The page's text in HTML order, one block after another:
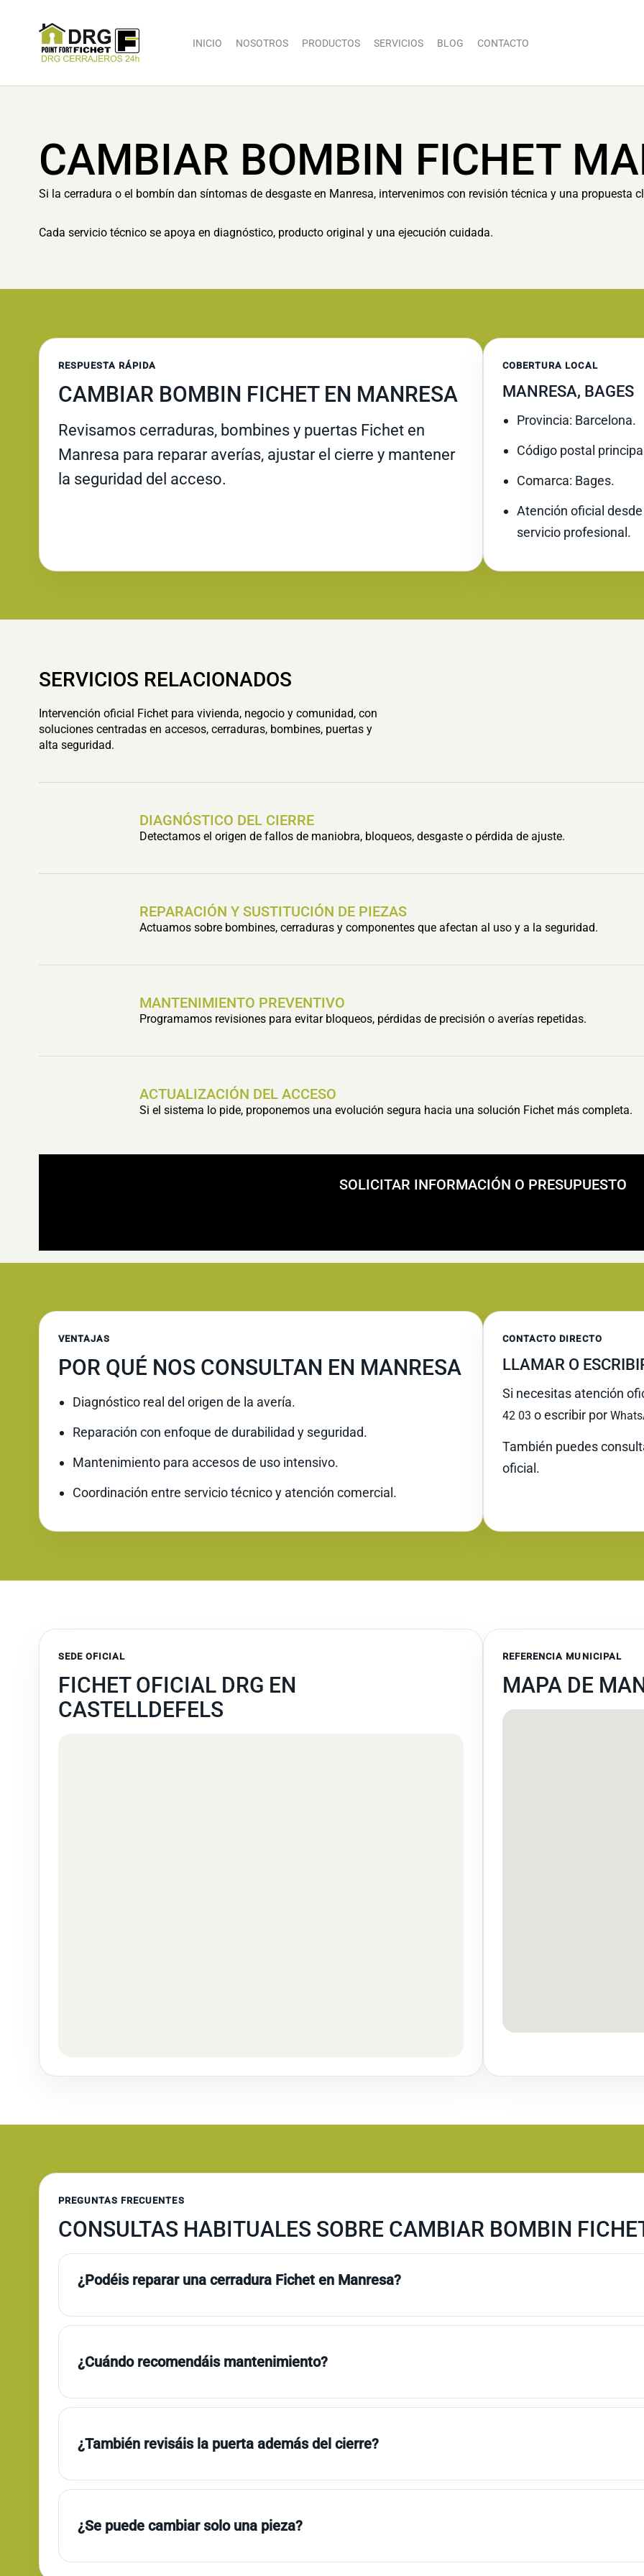
INICIO NOSOTROS PRODUCTOS SERVICIOS BLOG CONTACTO
CAMBIAR BOMBIN FICHET
Si la cerradura o el bombín dan síntomas de desgaste en Manresa, intervenimos con revisión técnica y una propuesta
Cada servicio técnico se apoya en diagnóstico, producto original y una ejecución cuidada.
RESPUESTA RÁPIDA
CAMBIAR BOMBIN FICHET EN MANRESA
Revisamos cerraduras, bombines y puertas Fichet en
Manresa para reparar averías, ajustar el cierre y mantener
la seguridad del acceso.
COBERTURA LOCAL
MANRESA, BAGES
Provincia: Barcelona.
Código postal
Comarca: Bages.
Atención oficial
servicio profesional.
SERVICIOS RELACIONADOS
Intervención oficial Fichet para vivienda, negocio y comunidad, con
soluciones centradas en accesos, cerraduras, bombines, puertas y
alta seguridad.
DIAGNÓSTICO DEL CIERRE
Detectamos el origen de fallos de maniobra, bloqueos, desgaste o pérdida de ajuste.
REPARACIÓN Y SUSTITUCIÓN DE PIEZAS
Actuamos sobre bombines, cerraduras y componentes que afectan al uso y a la seguridad.
MANTENIMIENTO PREVENTIVO
Programamos revisiones para evitar bloqueos, pérdidas de precisión o averías repetidas.
ACTUALIZACIÓN DEL ACCESO
Si el sistema lo pide, proponemos una evolución segura hacia una solución Fichet más completa.
SOLICITAR INFORMACIÓN O PRESUPUESTO
VENTAJAS
POR QUÉ NOS CONSULTAN EN MANRESA
Diagnóstico real del origen de la avería.
Reparación con enfoque de durabilidad y seguridad.
Mantenimiento para accesos de uso intensivo.
Coordinación entre servicio técnico y atención comercial.
CONTACTO DIRECTO
LLAMAR O
Si necesitas atención
42 03 o escribir por
También puedes
oficial.
SEDE OFICIAL
FICHET OFICIAL DRG EN
CASTELLDEFELS
REFERENCIA MUNICIPAL
MAPA DE
PREGUNTAS FRECUENTES
CONSULTAS HABITUALES SOBRE CAMBIAR BOMBIN
¿Podéis reparar una cerradura Fichet en Manresa?
¿Cuándo recomendáis mantenimiento?
¿También revisáis la puerta además del cierre?
¿Se puede cambiar solo una pieza?